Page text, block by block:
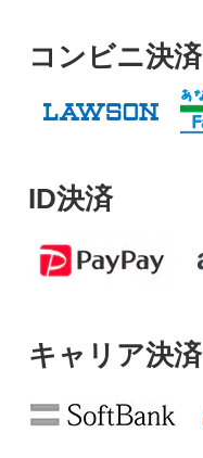
コンビニ決済
ID決済
キャリア決済